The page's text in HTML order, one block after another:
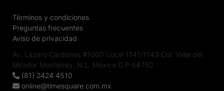
Términos y condiciones
Preguntas frecuentes
Aviso de privacidad
Av. Lázaro Cárdenas #1000 Local 1141/1143 Col. Valle del
Mirador Monterrey, N.L. México C.P 64750
(81) 2424 4510
online@timesquare.com.mx